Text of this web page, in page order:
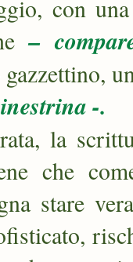
con
–
-.
la
che
stare